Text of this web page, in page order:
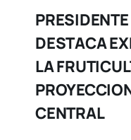
DESTACA
LA
CENTRAL